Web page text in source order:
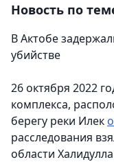
Новость по
В Актобе
убийстве
26 октября 2022
комплекса,
берегу реки Илек
расследования
области